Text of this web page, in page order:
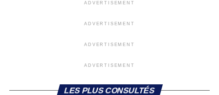
ADVERTISEMENT
ADVERTISEMENT
ADVERTISEMENT
ADVERTISEMENT
LES PLUS CONSULTÉS